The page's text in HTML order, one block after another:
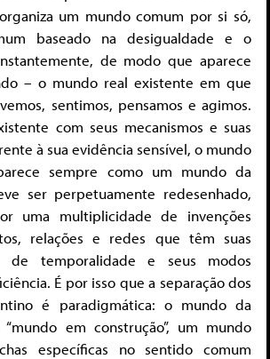
um mundo comum por si só,
baseado na desigualdade e o
de modo que aparece
– o mundo real existente em que
sentimos, pensamos e agimos.
com seus mecanismos e suas
à sua evidência sensível, o mundo
sempre como um mundo da
ser perpetuamente redesenhado,
uma multiplicidade de invenções
relações e redes que têm suas
de temporalidade e seus modos
É por isso que a separação dos
é paradigmática: o mundo da
em construção”, um mundo
específicas no sentido comum